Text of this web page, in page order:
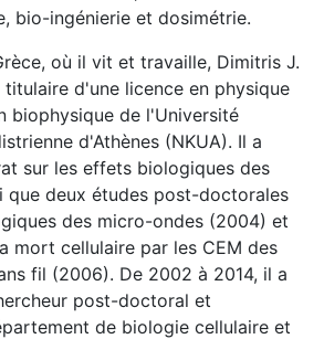
bio-ingénierie et dosimétrie.
où il vit et travaille, Dimitris J.
titulaire d'une licence en physique
biophysique de l'Université
d'Athènes (NKUA). Il a
sur les effets biologiques des
que deux études post-doctorales
des micro-ondes (2004) et
mort cellulaire par les CEM des
fil (2006). De 2002 à 2014, il a
post-doctoral et
de biologie cellulaire et